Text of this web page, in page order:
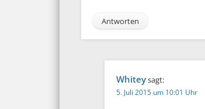
Antworten
Whiteysagt:
5. Juli 2015 um 10:01 Uhr